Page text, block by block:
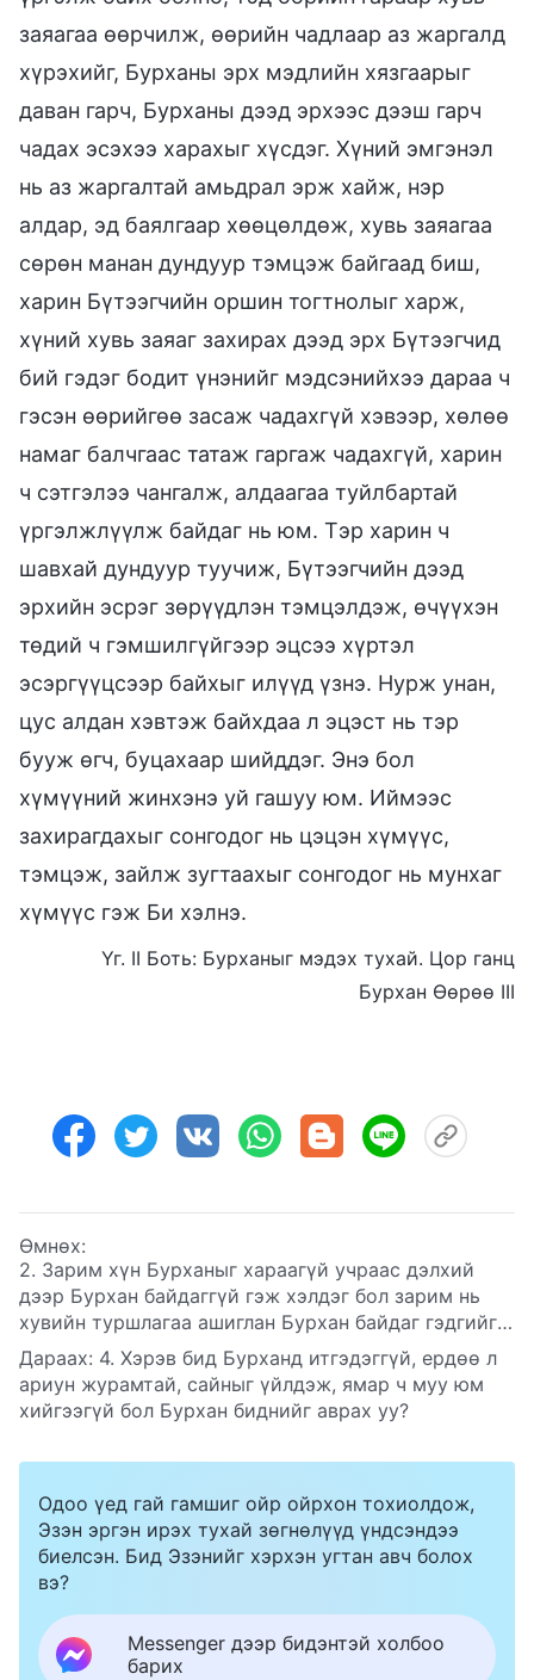
заяагаа өөрчилж, өөрийн чадлаар аз жаргалд
хүрэхийг, Бурханы эрх мэдлийн хязгаарыг
даван гарч, Бурханы дээд эрхээс дээш гарч
чадах эсэхээ харахыг хүсдэг. Хүний эмгэнэл
нь аз жаргалтай амьдрал эрж хайж, нэр
алдар, эд баялгаар хөөцөлдөж, хувь заяагаа
сөрөн манан дундуур тэмцэж байгаад биш,
харин Бүтээгчийн оршин тогтнолыг харж,
хүний хувь заяаг захирах дээд эрх Бүтээгчид
бий гэдэг бодит үнэнийг мэдсэнийхээ дараа ч
гэсэн өөрийгөө засаж чадахгүй хэвээр, хөлөө
намаг балчгаас татаж гаргаж чадахгүй, харин
ч сэтгэлээ чангалж, алдаагаа туйлбартай
үргэлжлүүлж байдаг нь юм. Тэр харин ч
шавхай дундуур туучиж, Бүтээгчийн дээд
эрхийн эсрэг зөрүүдлэн тэмцэлдэж, өчүүхэн
төдий ч гэмшилгүйгээр эцсээ хүртэл
эсэргүүцсээр байхыг илүүд үзнэ. Нурж унан,
цус алдан хэвтэж байхдаа л эцэст нь тэр
бууж өгч, буцахаар шийддэг. Энэ бол
хүмүүний жинхэнэ уй гашуу юм. Иймээс
захирагдахыг сонгодог нь цэцэн хүмүүс,
тэмцэж, зайлж зугтаахыг сонгодог нь мунхаг
хүмүүс гэж Би хэлнэ.
Үг. II Боть: Бурханыг мэдэх тухай. Цор ганц
Бурхан Өөрөө III
Өмнөх:
2. Зарим хүн Бурханыг хараагүй учраас дэлхий
дээр Бурхан байдаггүй гэж хэлдэг бол зарим нь
хувийн туршлагаа ашиглан Бурхан байдаг гэдгийг
гэрчилдэг. Бурхан үнэхээр байдаг эсэхийг бид
мэдэхгүй учраас Бурхан байдаг эсэхийг бид
хэрхэн тодорхойлж болох вэ?
Дараах: 4. Хэрэв бид Бурханд итгэдэггүй, ердөө л
ариун журамтай, сайныг үйлдэж, ямар ч муу юм
хийгээгүй бол Бурхан биднийг аврах уу?
Одоо үед гай гамшиг ойр ойрхон тохиолдож,
Эзэн эргэн ирэх тухай зөгнөлүүд үндсэндээ
биелсэн. Бид Эзэнийг хэрхэн угтан авч болох
вэ?
Messenger дээр бидэнтэй холбоо
барих